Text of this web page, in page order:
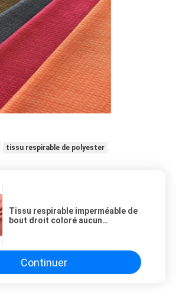
tissu respirable de polyester
Tissu respirable imperméable de
bout droit coloré aucun
Continuer